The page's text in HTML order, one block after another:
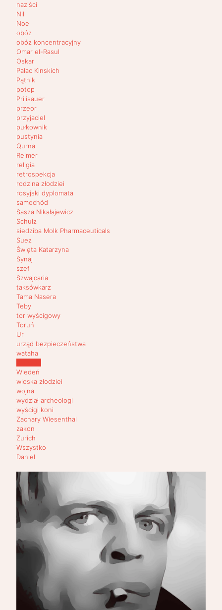
naziści
Nil
Noe
obóz
obóz koncentracyjny
Omar el-Rasul
Oskar
Pałac Kinskich
Pątnik
potop
Prilisauer
przeor
przyjaciel
pułkownik
pustynia
Qurna
Reimer
religia
retrospekcja
rodzina złodziei
rosyjski dyplomata
samochód
Sasza Nikałajewicz
Schulz
siedziba Molk Pharmaceuticals
Suez
Święta Katarzyna
Synaj
szef
Szwajcaria
taksówkarz
Tama Nasera
Teby
tor wyścigowy
Toruń
Ur
urząd bezpieczeństwa
wataha
Wiedeń
wioska złodziei
wojna
wydział archeologi
wyścigi koni
Zachary Wiesenthal
zakon
Zurich
Wszystko
Daniel